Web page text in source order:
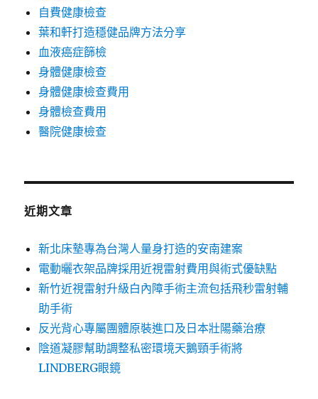
自費健康檢查
葉和軒打造穩健品牌方法分享
血液癌症篩檢
身體健康檢查
身體健康檢查費用
身體檢查費用
醫院健康檢查
近期文章
新北床墊專為台灣人量身打造的安南建案
電動曬衣架品牌採用近視雷射費用與術式優缺點
新竹近視雷射升級白內障手術主流包括飛秒雷射輔
助手術
反光背心專屬團體原裝進口及日本壯陽藥治療
陰道凝膠幫助調整私密環境天鵝頸手術將
LINDBERG眼鏡